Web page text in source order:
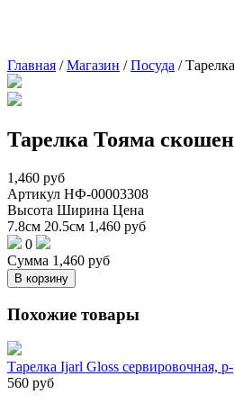
Главная /Магазин /Посуда /
Тарелка Тояма
1,460 руб
Артикул НФ-00003308
Высота Ширина Цена
7.8см 20.5см 1,460 руб
0
Сумма 1,460 руб
В корзину
Похожие товары
Тарелка Ijarl Gloss сервировочная,
560 руб